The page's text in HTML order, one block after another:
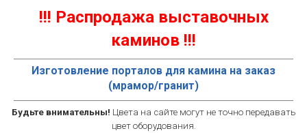
!!! Распродажа выставочных
каминов !!!
Изготовление порталов для камина на заказ
(мрамор/гранит)
Будьте внимательны! Цвета на сайте могут не точно передавать
цвет оборудования.